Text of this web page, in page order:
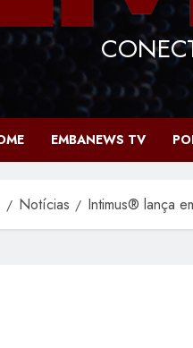
EMBANEWS TV
Notícias Intimus® lança